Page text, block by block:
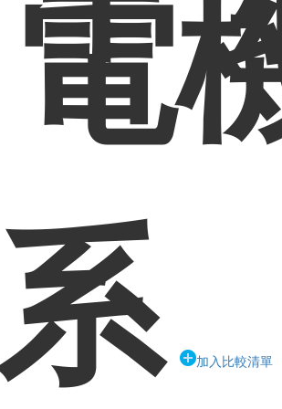
電
系
加入比較清單